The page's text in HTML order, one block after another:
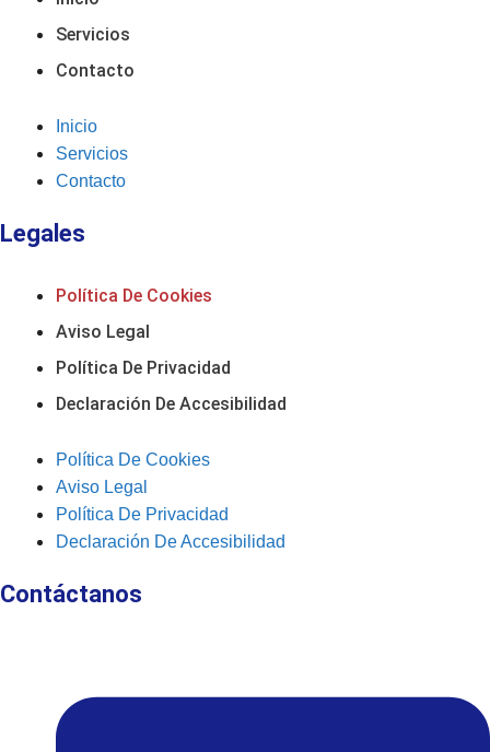
Servicios
Contacto
Inicio
Servicios
Contacto
Legales
Política De Cookies
Aviso Legal
Política De Privacidad
Declaración De Accesibilidad
Política De Cookies
Aviso Legal
Política De Privacidad
Declaración De Accesibilidad
Contáctanos